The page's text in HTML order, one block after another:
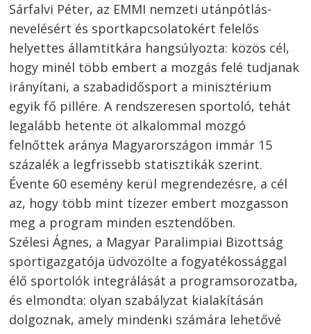
Sárfalvi Péter, az EMMI nemzeti utánpótlás-
nevelésért és sportkapcsolatokért felelős
helyettes államtitkára hangsúlyozta: közös cél,
hogy minél több embert a mozgás felé tudjanak
irányítani, a szabadidősport a minisztérium
egyik fő pillére. A rendszeresen sportoló, tehát
legalább hetente öt alkalommal mozgó
felnőttek aránya Magyarországon immár 15
százalék a legfrissebb statisztikák szerint.
Évente 60 esemény kerül megrendezésre, a cél
az, hogy több mint tízezer embert mozgasson
meg a program minden esztendőben.
Szélesi Ágnes, a Magyar Paralimpiai Bizottság
sportigazgatója üdvözölte a fogyatékossággal
élő sportolók integrálását a programsorozatba,
és elmondta: olyan szabályzat kialakításán
dolgoznak, amely mindenki számára lehetővé